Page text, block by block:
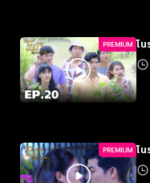
PREMIUM โน
PREMIUM โน